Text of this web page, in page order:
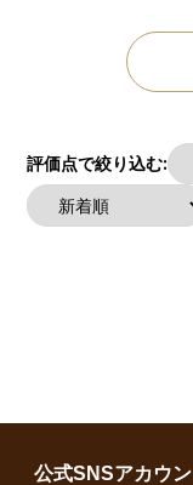
評価点で絞り込む:
公式SNSアカウン